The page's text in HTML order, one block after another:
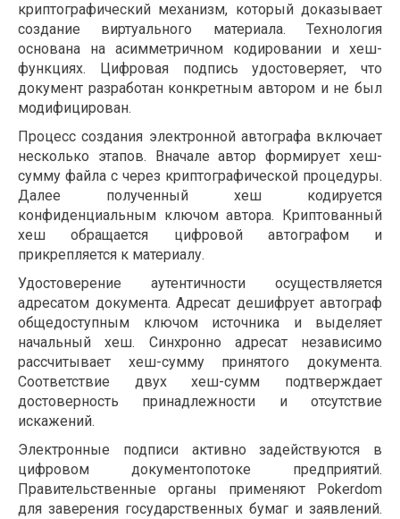
криптографический механизм, который доказывает
создание виртуального материала. Технология
основана на асимметричном кодировании и хеш-
функциях. Цифровая подпись удостоверяет, что
документ разработан конкретным автором и не был
модифицирован.
Процесс создания электронной автографа включает
несколько этапов. Вначале автор формирует хеш-
сумму файла с через криптографической процедуры.
Далее полученный хеш кодируется
конфиденциальным ключом автора. Криптованный
хеш обращается цифровой автографом и
прикрепляется к материалу.
Удостоверение аутентичности осуществляется
адресатом документа. Адресат дешифрует автограф
общедоступным ключом источника и выделяет
начальный хеш. Синхронно адресат независимо
рассчитывает хеш-сумму принятого документа.
Соответствие двух хеш-сумм подтверждает
достоверность принадлежности и отсутствие
искажений.
Электронные подписи активно задействуются в
цифровом документопотоке предприятий.
Правительственные органы применяют Pokerdom
для заверения государственных бумаг и заявлений.